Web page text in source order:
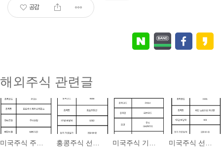
공감
해외주식 관련글